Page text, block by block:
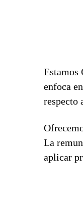
Estamos
enfoca
respecto
La
aplicar